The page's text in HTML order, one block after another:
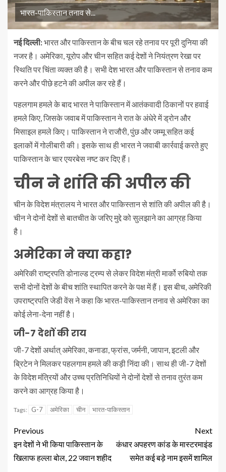
भारत-पाकिस्तान तनाव से...
नई दिल्ली:भारत और पाकिस्तान के बीच चल रहे तनाव पर पूरी दुनिया की
नजर है। अमेरिका, यूरोप और चीन सहित कई देशों ने नियंत्रण रेखा पर
स्थिति पर चिंता व्यक्त की है। सभी देश भारत और पाकिस्तान से तनाव कम
करने और पीछे हटने की अपील कर रहे हैं।
पहलगाम हमले के बाद भारत ने पाकिस्तान में आतंकवादी ठिकानों पर हवाई
हमले किए, जिसके जवाब में पाकिस्तान ने रात के अंधेरे में ड्रोन और
मिसाइल हमले किए। पाकिस्तान ने राजौरी, पुंछ और जम्मू सहित कई
इलाकों में गोलीबारी की। इसके साथ ही भारत ने जवाबी कार्रवाई करते हुए
पाकिस्तान के चार एयरबेस नष्ट कर दिए हैं।
चीन ने शांति की अपील की
चीन के विदेश मंत्रालय ने भारत और पाकिस्तान से शांति की अपील की है।
चीन ने दोनों देशों से बातचीत के जरिए मुद्दे को सुलझाने का आग्रह किया
है।
अमेरिका ने क्या कहा?
अमेरिकी राष्ट्रपति डोनाल्ड ट्रम्प से लेकर विदेश मंत्री मार्को रुबियो तक
सभी दोनों देशों के बीच शांति स्थापित करने के पक्ष में हैं। इस बीच, अमेरिकी
उपराष्ट्रपति जेडी वेंस ने कहा कि भारत-पाकिस्तान तनाव से अमेरिका का
कोई लेना-देना नहीं है।
जी-7 देशों की राय
जी-7 देशों अर्थात् अमेरिका, कनाडा, फ्रांस, जर्मनी, जापान, इटली और
ब्रिटेन ने मिलकर पहलगाम हमले की कड़ी निंदा की। साथ ही जी-7 देशों
के विदेश मंत्रियों और उच्च प्रतिनिधियों ने दोनों देशों से तनाव तुरंत कम
करने का आग्रह किया है।
Tags: G-7 अमेरिका चीन भारत-पाकिस्तान
Previous
इन देशों ने भी किया पाकिस्तान के
खिलाफ हल्ला बोल, 22 जवान शहीद
Next
कंधार अपहरण कांड के मास्टरमाइंड
समेत कई बड़े नाम इसमें शामिल